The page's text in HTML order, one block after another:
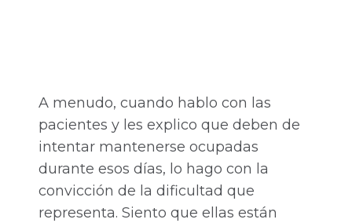
A menudo, cuando hablo con las
pacientes y les explico que deben de
intentar mantenerse ocupadas
durante esos días, lo hago con la
convicción de la dificultad que
representa. Siento que ellas están